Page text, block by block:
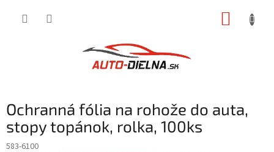
Ochranná fólia na rohože do auta,
stopy topánok, rolka, 100ks
583-6100